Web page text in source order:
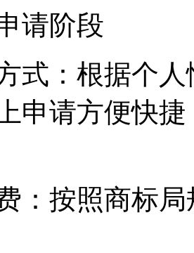
请阶段
式‌：根据个
申请方便快
：按照商标